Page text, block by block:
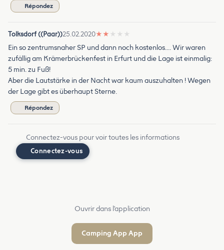
Répondez
Tolksdorf ((Paar))25.02.2020★ ★ ★ ★ ★
Ein so zentrumsnaher SP und dann noch kostenlos.... Wir waren
zufällig am Krämerbrückenfest in Erfurt und die Lage ist einmalig:
5 min. zu Fuß!
Aber die Lautstärke in der Nacht war kaum auszuhalten ! Wegen
der Lage gibt es überhaupt Sterne.
Répondez
Connectez-vous pour voir toutes les informations
Connectez-vous
Ouvrir dans l'application
Camping App App